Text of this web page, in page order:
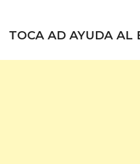
TOCA AD AYUDA AL